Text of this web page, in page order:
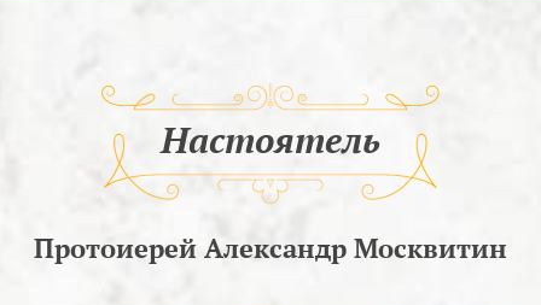
Настоятель
Протоиерей Александр Москвитин